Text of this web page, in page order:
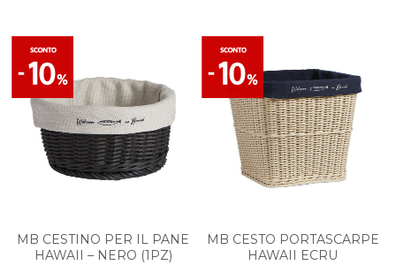
MB CESTINO PER IL PANE
HAWAII – NERO (1PZ)
MB CESTO PORTASCARPE
HAWAII ECRU